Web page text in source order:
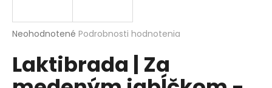
Priemerné
produktu
je
Neohodnotené Podrobnosti hodnotenia
Laktibrada | Za
j
ť
?